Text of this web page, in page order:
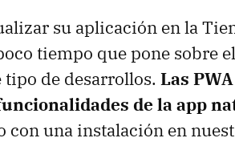
su aplicación en la
tiempo que pone sobre
tipo de desarrollos. Las
de la app
con una instalación en